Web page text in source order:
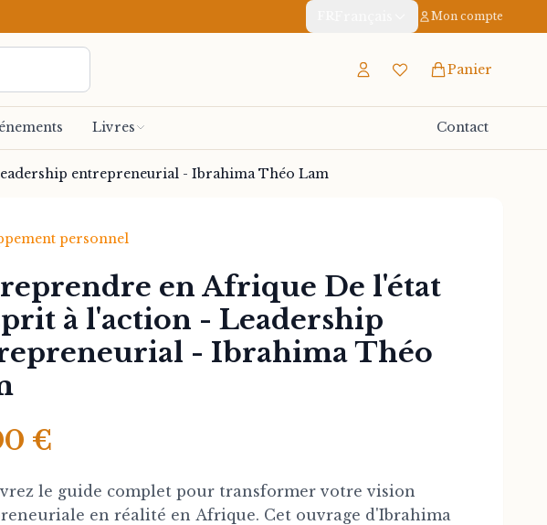
Mon compte
Panier
Livres Contact
entrepreneurial - Ibrahima Théo Lam
personnel
en Afrique De l'état
à l'action - Leadership
- Ibrahima Théo
€
le guide complet pour transformer votre vision
en réalité en Afrique. Cet ouvrage d'Ibrahima